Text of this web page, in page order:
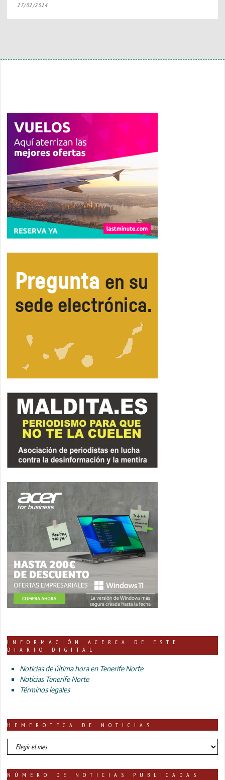
27/02/2024
INFORMACIÓN ACERCA DE ESTE
DIARIO DIGITAL
Noticias de última hora en Tenerife Norte
Noticias Tenerife Norte
Términos legales
HEMEROTECA DE NOTICIAS
HEMEROTECA
DE
NÚMERO DE NOTICIAS PUBLICADAS